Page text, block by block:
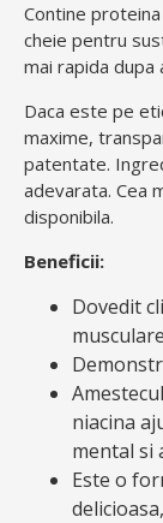
Contine
cheie pentru
mai rapida
Daca este pe
maxime,
patentate.
adevarata. Cea
disponibila.
Beneficii:
Dovedit
niacina
mental si
Este o